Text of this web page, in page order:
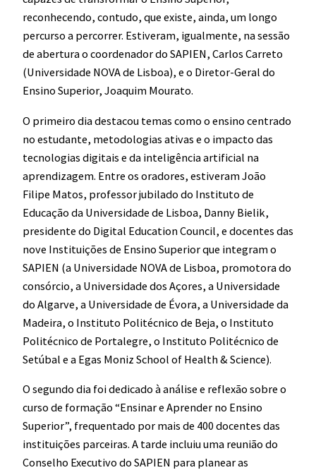
reconhecendo, contudo, que existe, ainda, um longo
percurso a percorrer. Estiveram, igualmente, na sessão
de abertura o coordenador do SAPIEN, Carlos Carreto
(Universidade NOVA de Lisboa), e o Diretor-Geral do
Ensino Superior, Joaquim Mourato.
O primeiro dia destacou temas como o ensino centrado
no estudante, metodologias ativas e o impacto das
tecnologias digitais e da inteligência artificial na
aprendizagem. Entre os oradores, estiveram João
Filipe Matos, professor jubilado do Instituto de
Educação da Universidade de Lisboa, Danny Bielik,
presidente do Digital Education Council, e docentes das
nove Instituições de Ensino Superior que integram o
SAPIEN (a Universidade NOVA de Lisboa, promotora do
consórcio, a Universidade dos Açores, a Universidade
do Algarve, a Universidade de Évora, a Universidade da
Madeira, o Instituto Politécnico de Beja, o Instituto
Politécnico de Portalegre, o Instituto Politécnico de
Setúbal e a Egas Moniz School of Health & Science).
O segundo dia foi dedicado à análise e reflexão sobre o
curso de formação “Ensinar e Aprender no Ensino
Superior”, frequentado por mais de 400 docentes das
instituições parceiras. A tarde incluiu uma reunião do
Conselho Executivo do SAPIEN para planear as